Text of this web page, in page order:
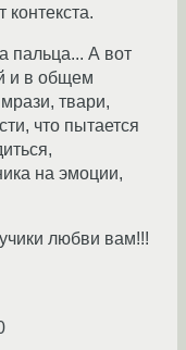
контекста.
пальца... А вот
и в общем
твари,
что пытается
на эмоции,
любви вам!!!